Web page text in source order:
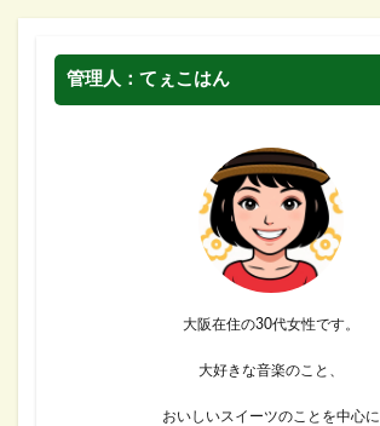
管理人：てぇこはん
大阪在住の30代女性です。
大好きな音楽のこと、
おいしいスイーツのことを中心に